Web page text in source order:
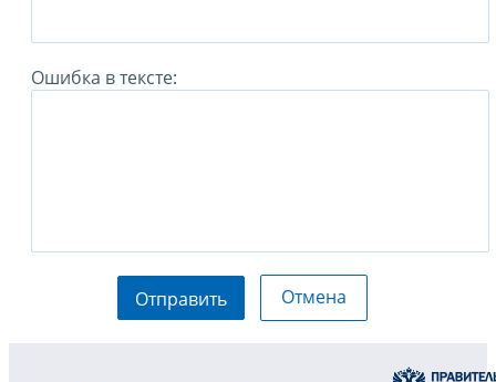
Ошибка в тексте:
Отправить Отмена